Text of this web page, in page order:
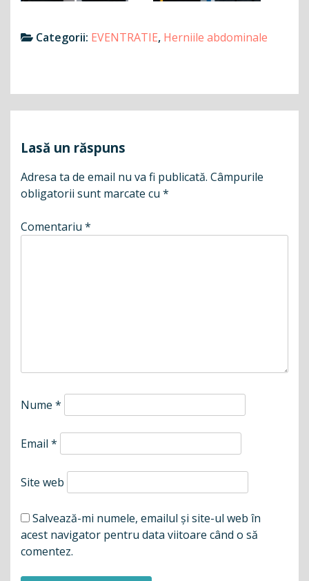
Categorii: EVENTRATIE, Herniile abdominale
Lasă un răspuns
Adresa ta de email nu va fi publicată. Câmpurile
obligatorii sunt marcate cu *
Comentariu *
Nume *
Email *
Site web
Salvează-mi numele, emailul și site-ul web în
acest navigator pentru data viitoare când o să
comentez.